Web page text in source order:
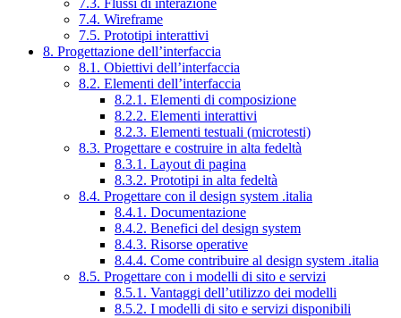
7.3. Flussi di interazione
7.4. Wireframe
7.5. Prototipi interattivi
8. Progettazione dell’interfaccia
8.1. Obiettivi dell’interfaccia
8.2. Elementi dell’interfaccia
8.2.1. Elementi di composizione
8.2.2. Elementi interattivi
8.2.3. Elementi testuali (microtesti)
8.3. Progettare e costruire in alta fedeltà
8.3.1. Layout di pagina
8.3.2. Prototipi in alta fedeltà
8.4. Progettare con il design system .italia
8.4.1. Documentazione
8.4.2. Benefici del design system
8.4.3. Risorse operative
8.4.4. Come contribuire al design system .italia
8.5. Progettare con i modelli di sito e servizi
8.5.1. Vantaggi dell’utilizzo dei modelli
8.5.2. I modelli di sito e servizi disponibili